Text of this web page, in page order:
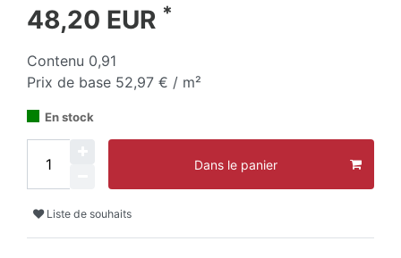
48,20 EUR *
Contenu 0,91
Prix de base 52,97 € / m²
En stock
Dans le panier
Liste de souhaits